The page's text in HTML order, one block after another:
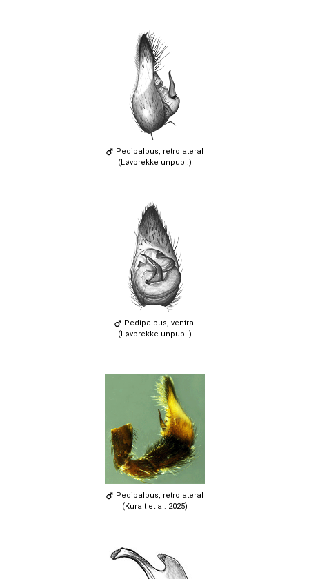
Pedipalpus, retrolateral
(Løvbrekke unpubl.)
Pedipalpus, ventral
(Løvbrekke unpubl.)
Pedipalpus, retrolateral
(Kuralt et al. 2025)